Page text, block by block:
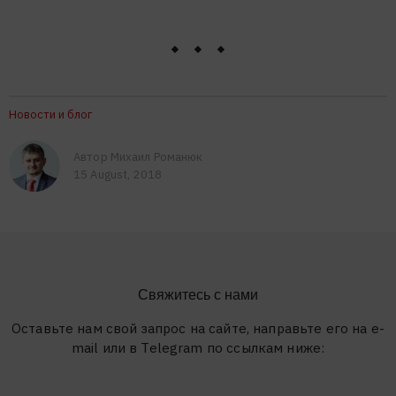
Новости и блог
Автор Михаил Романюк
15 August, 2018
Свяжитесь с нами
Оставьте нам свой запрос на сайте, направьте его на e-
mail или в Telegram по ссылкам ниже: